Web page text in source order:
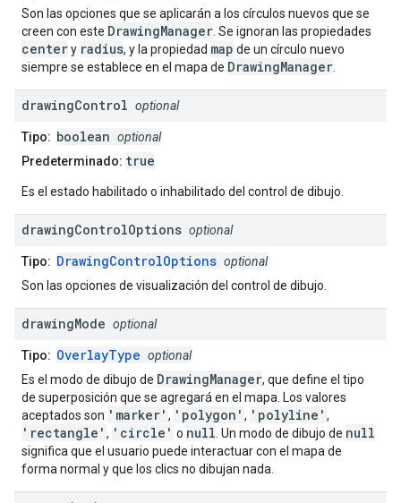
Son las opciones que se aplicarán a los círculos nuevos que se
creen con este DrawingManager . Se ignoran las propiedades
centery radius, y la propiedad map de un círculo nuevo
siempre se establece en el mapa de DrawingManager
drawingControl optional
Tipo: boolean optional
Predeterminado: true
Es el estado habilitado o inhabilitado del control de dibujo.
drawingControlOptions optional
Tipo: DrawingControlOptions optional
Son las opciones de visualización del control de dibujo.
drawingMode optional
Tipo: OverlayType optional
Es el modo de dibujo de DrawingManager, que define el tipo
de superposición que se agregará en el mapa. Los valores
aceptados son 'marker' , 'polygon' , 'polyline' ,
'rectangle' , 'circle' o null . Un modo de dibujo de null
significa que el usuario puede interactuar con el mapa de
forma normal y que los clics no dibujan nada.